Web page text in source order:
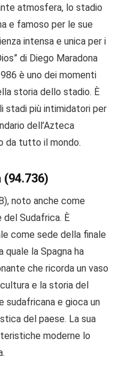
atmosfera, lo stadio
e famoso per le sue
intensa e unica per i
di Diego Maradona
è uno dei momenti
storia dello stadio. È
stadi più intimidatori per
dell’Azteca
da tutto il mondo.
noto anche come
del Sudafrica. È
come sede della finale
quale la Spagna ha
che ricorda un vaso
e la storia del
sudafricana e gioca un
del paese. La sua
moderne lo